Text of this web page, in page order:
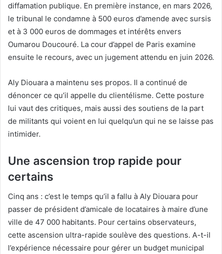
diffamation publique. En première instance, en mars 2026,
le tribunal le condamne à 500 euros d’amende avec sursis
et à 3 000 euros de dommages et intérêts envers
Oumarou Doucouré. La cour d’appel de Paris examine
ensuite le recours, avec un jugement attendu en juin 2026.
Aly Diouara a maintenu ses propos. Il a continué de
dénoncer ce qu’il appelle du clientélisme. Cette posture
lui vaut des critiques, mais aussi des soutiens de la part
de militants qui voient en lui quelqu’un qui ne se laisse pas
intimider.
Une ascension trop rapide pour
certains
Cinq ans : c’est le temps qu’il a fallu à Aly Diouara pour
passer de président d’amicale de locataires à maire d’une
ville de 47 000 habitants. Pour certains observateurs,
cette ascension ultra-rapide soulève des questions. A-t-il
l’expérience nécessaire pour gérer un budget municipal